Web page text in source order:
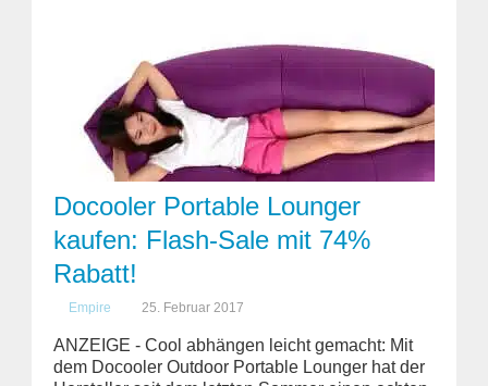
Docooler Portable Lounger
kaufen: Flash-Sale mit 74%
Rabatt!
Empire 25. Februar 2017
ANZEIGE - Cool abhängen leicht gemacht: Mit
dem Docooler Outdoor Portable Lounger hat der